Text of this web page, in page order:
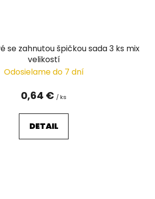
se zahnutou špičkou sada 3 ks mix
velikostí
Odosielame do 7 dní
0,64 € / ks
DETAIL